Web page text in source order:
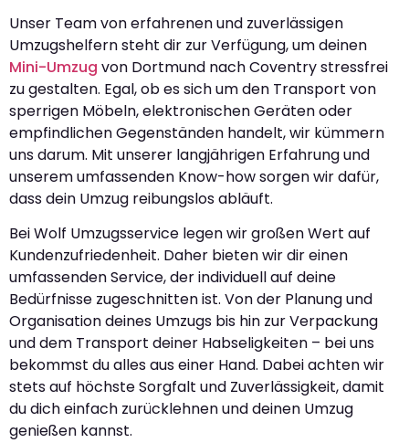
Unser Team von erfahrenen und zuverlässigen
Umzugshelfern steht dir zur Verfügung, um deinen
Mini-Umzug von Dortmund nach Coventry stressfrei
zu gestalten. Egal, ob es sich um den Transport von
sperrigen Möbeln, elektronischen Geräten oder
empfindlichen Gegenständen handelt, wir kümmern
uns darum. Mit unserer langjährigen Erfahrung und
unserem umfassenden Know-how sorgen wir dafür,
dass dein Umzug reibungslos abläuft.
Bei Wolf Umzugsservice legen wir großen Wert auf
Kundenzufriedenheit. Daher bieten wir dir einen
umfassenden Service, der individuell auf deine
Bedürfnisse zugeschnitten ist. Von der Planung und
Organisation deines Umzugs bis hin zur Verpackung
und dem Transport deiner Habseligkeiten – bei uns
bekommst du alles aus einer Hand. Dabei achten wir
stets auf höchste Sorgfalt und Zuverlässigkeit, damit
du dich einfach zurücklehnen und deinen Umzug
genießen kannst.